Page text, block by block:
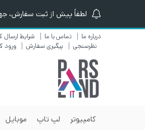
لطفاً پیش از ثبت سفارش،
درباره ما تماس با ما شرایط ارسال
نظرسنجی
پیگیری سفارش ورود
کامپیوتر لپ تاپ موبایل